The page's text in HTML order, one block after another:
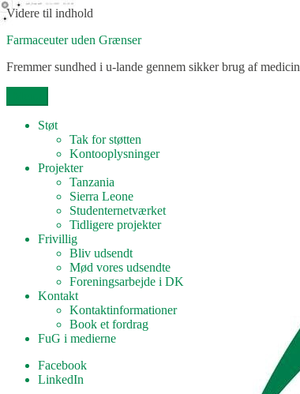
Videre til indhold
Farmaceuter uden Grænser
Fremmer sundhed i u-lande gennem sikker brug af medicin
Støt
Tak for støtten
Kontooplysninger
Projekter
Tanzania
Sierra Leone
Studenternetværket
Tidligere projekter
Frivillig
Bliv udsendt
Mød vores udsendte
Foreningsarbejde i DK
Kontakt
Kontaktinformationer
Book et fordrag
FuG i medierne
Facebook
LinkedIn